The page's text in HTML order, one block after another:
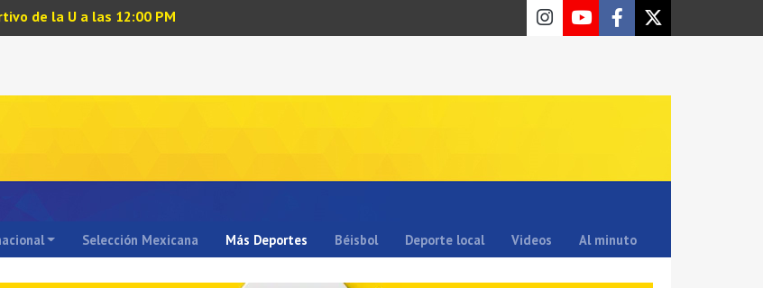
de la U a las 12:00 PM
Selección Mexicana Más Deportes Béisbol Deporte local Videos Al minuto